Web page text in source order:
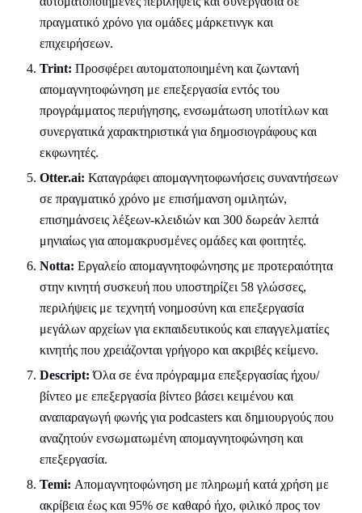
πραγματικό χρόνο για ομάδες μάρκετινγκ και
επιχειρήσεων.
Trint: Προσφέρει αυτοματοποιημένη και ζωντανή
απομαγνητοφώνηση με επεξεργασία εντός του
προγράμματος περιήγησης, ενσωμάτωση υποτίτλων και
συνεργατικά χαρακτηριστικά για δημοσιογράφους και
εκφωνητές.
Otter.ai: Καταγράφει απομαγνητοφωνήσεις συναντήσεων
σε πραγματικό χρόνο με επισήμανση ομιλητών,
επισημάνσεις λέξεων-κλειδιών και 300 δωρεάν λεπτά
μηνιαίως για απομακρυσμένες ομάδες και φοιτητές.
Notta: Εργαλείο απομαγνητοφώνησης με προτεραιότητα
στην κινητή συσκευή που υποστηρίζει 58 γλώσσες,
περιλήψεις με τεχνητή νοημοσύνη και επεξεργασία
μεγάλων αρχείων για εκπαιδευτικούς και επαγγελματίες
κινητής που χρειάζονται γρήγορο και ακριβές κείμενο.
Descript: Όλα σε ένα πρόγραμμα επεξεργασίας ήχου/
βίντεο με επεξεργασία βίντεο βάσει κειμένου και
αναπαραγωγή φωνής για podcasters και δημιουργούς που
αναζητούν ενσωματωμένη απομαγνητοφώνηση και
επεξεργασία.
Temi: Απομαγνητοφώνηση με πληρωμή κατά χρήση με
ακρίβεια έως και 95% σε καθαρό ήχο, φιλικό προς τον